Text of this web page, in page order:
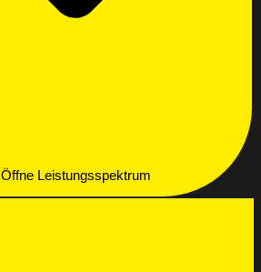
Öffne Leistungsspektrum